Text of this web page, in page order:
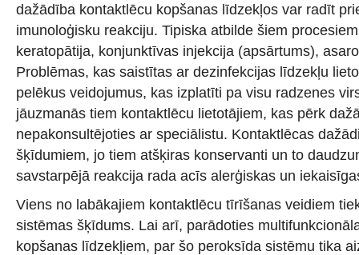
dažādība kontaktlēcu kopšanas līdzekļos var radīt
imunoloģisku reakciju. Tipiska atbilde šiem
keratopātija, konjunktīvas injekcija (apsārtums),
Problēmas, kas saistītas ar dezinfekcijas līdzekļu
pelēkus veidojumus, kas izplatīti pa visu radzenes
jāuzmanās tiem kontaktlēcu lietotājiem, kas pērk
nepakonsultējoties ar speciālistu. Kontaktlēcas
šķīdumiem, jo tiem atšķiras konservanti un to
savstarpējā reakcija rada acīs alerģiskas un
Viens no labākajiem kontaktlēcu tīrīšanas veidiem
sistēmas šķīdums. Lai arī, parādoties
kopšanas līdzekļiem, par šo peroksīda sistēmu tika